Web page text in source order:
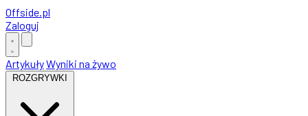
Offside.pl
Zaloguj
ArtykułyWyniki na żywo
ROZGRYWKI